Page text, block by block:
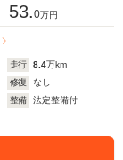
53.0万円
走行 8.4万km
修復
なし
整備
法定整備付